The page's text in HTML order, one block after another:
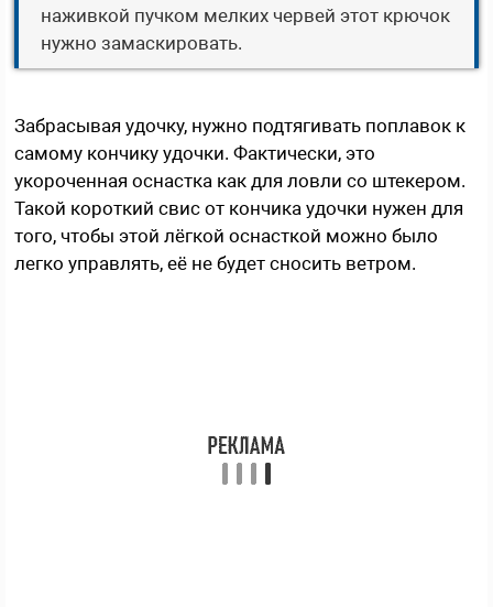
наживкой пучком мелких червей этот крючок
нужно замаскировать.
Забрасывая удочку, нужно подтягивать поплавок к
самому кончику удочки. Фактически, это
укороченная оснастка как для ловли со штекером.
Такой короткий свис от кончика удочки нужен для
того, чтобы этой лёгкой оснасткой можно было
легко управлять, её не будет сносить ветром.